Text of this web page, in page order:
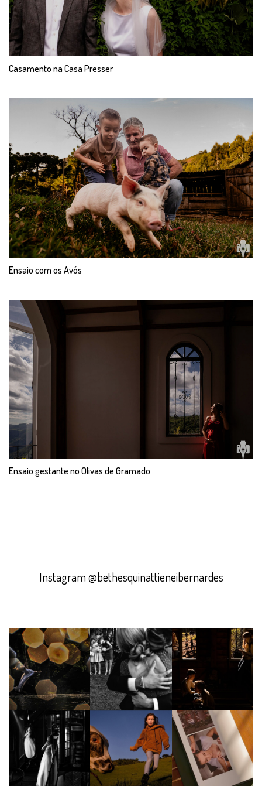
Casamento na Casa Presser
Ensaio com os Avós
Ensaio gestante no Olivas de Gramado
Instagram @bethesquinattieneibernardes